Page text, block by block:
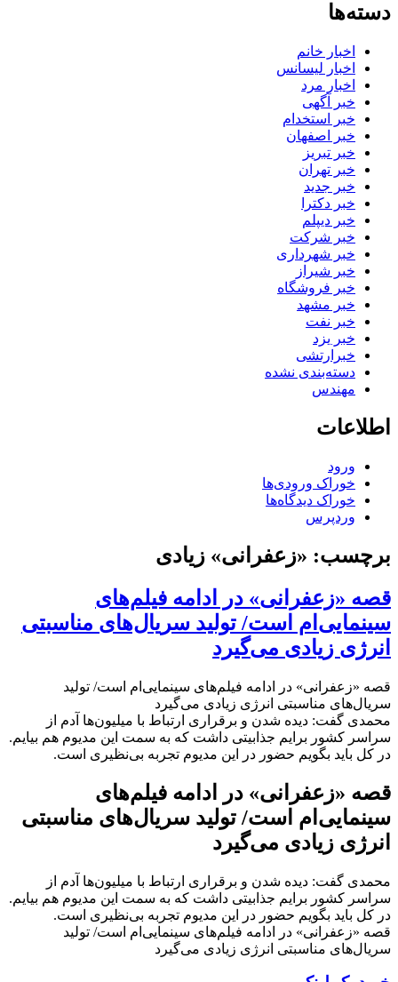
دسته‌ها
اخبار خانم
اخبار لیسانس
اخبار مرد
خبر آگهی
خبر استخدام
خبر اصفهان
خبر تبریز
خبر تهران
خبر جدید
خبر دکترا
خبر دیپلم
خبر شرکت
خبر شهرداری
خبر شیراز
خبر فروشگاه
خبر مشهد
خبر نفت
خبر یزد
خبرارتشی
دسته‌بندی نشده
مهندس
اطلاعات
ورود
خوراک ورودی‌ها
خوراک دیدگاه‌ها
وردپرس
برچسب: «زعفرانی» زیادی
قصه «زعفرانی» در ادامه فیلم‌های
سینمایی‌ام است/ تولید سریال‌های مناسبتی
انرژی زیادی می‌گیرد
قصه «زعفرانی» در ادامه فیلم‌های سینمایی‌ام است/ تولید
سریال‌های مناسبتی انرژی زیادی می‌گیرد
محمدی گفت: دیده شدن و برقراری ارتباط با میلیون‌ها آدم از
سراسر کشور برایم جذابیتی داشت که به سمت این مدیوم هم بیایم.
در کل باید بگویم حضور در این مدیوم تجربه بی‌نظیری است.
قصه «زعفرانی» در ادامه فیلم‌های
سینمایی‌ام است/ تولید سریال‌های مناسبتی
انرژی زیادی می‌گیرد
محمدی گفت: دیده شدن و برقراری ارتباط با میلیون‌ها آدم از
سراسر کشور برایم جذابیتی داشت که به سمت این مدیوم هم بیایم.
در کل باید بگویم حضور در این مدیوم تجربه بی‌نظیری است.
قصه «زعفرانی» در ادامه فیلم‌های سینمایی‌ام است/ تولید
سریال‌های مناسبتی انرژی زیادی می‌گیرد